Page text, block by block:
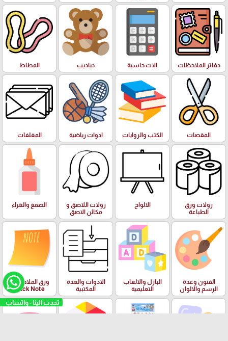
تحدث الينا - واتساب
دفاتر الملاحظات الات حاسبة دباديب المطاط
المقصات الكتب والروايات ادوات رياضية المغلفات
رولات ورق
الطباعة
الالواح
رولات اللاصق و
مكائن الاصق
الصمغ والغراء
الفنون وعدة
الرسم والالوان
البازل والالعاب
التعليمية
الادوات والعدة
المكتبية
ورق الملاحظات
Stick Note